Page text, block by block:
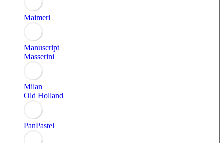
Maimeri
Manuscript
Masserini
Milan
Old Holland
PanPastel